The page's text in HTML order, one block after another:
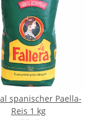
spanischer Paella-
Reis 1 kg